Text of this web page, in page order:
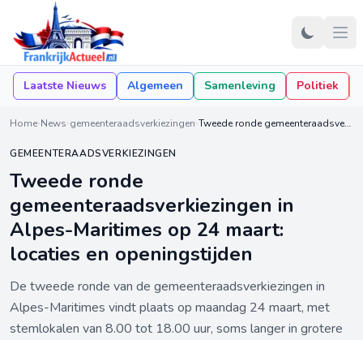
Laatste Nieuws Algemeen Samenleving Politiek
Home News gemeenteraadsverkiezingen Tweede ronde gemeenteraadsverkiezingen in Alpes-Maritimes op 24 maart: locaties en openingstijden
GEMEENTERAADSVERKIEZINGEN
Tweede ronde
gemeenteraadsverkiezingen in
Alpes-Maritimes op 24 maart:
locaties en openingstijden
De tweede ronde van de gemeenteraadsverkiezingen in
Alpes-Maritimes vindt plaats op maandag 24 maart, met
stemlokalen van 8.00 tot 18.00 uur, soms langer in grotere